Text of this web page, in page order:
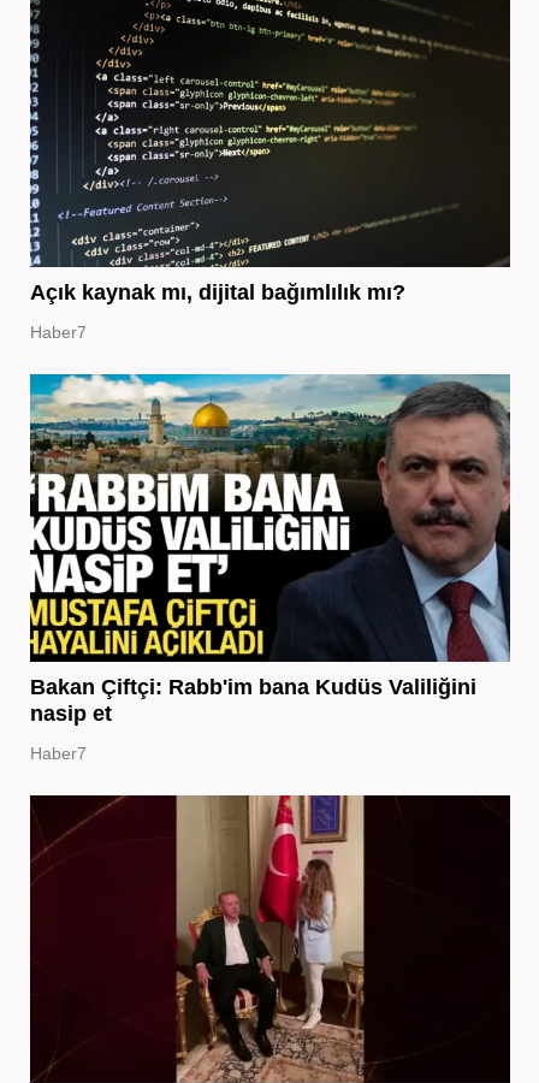
Açık kaynak mı, dijital bağımlılık mı?
Haber7
Bakan Çiftçi: Rabb'im bana Kudüs Valiliğini
nasip et
Haber7